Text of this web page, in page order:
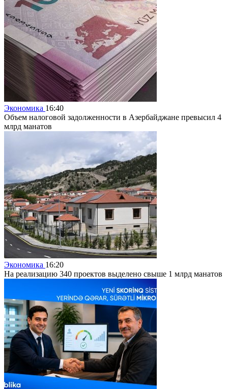
Экономика 16:40
Объем налоговой задолженности в Азербайджане превысил 4
млрд манатов
Экономика 16:20
На реализацию 340 проектов выделено свыше 1 млрд манатов